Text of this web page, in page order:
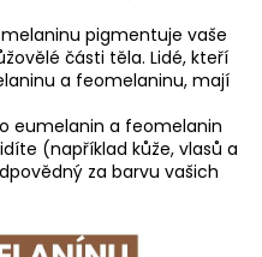
pigmentuje vaše
části těla. Lidé, kteří
a feomelaninu, mají
eumelanin a feomelanin
(například kůže, vlasů a
za barvu vašich